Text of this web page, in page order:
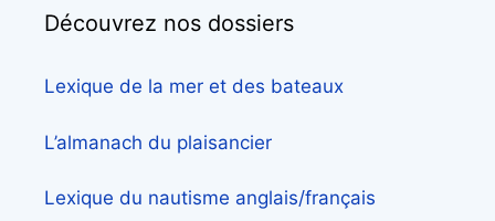
Découvrez nos dossiers
Lexique de la mer et des bateaux
L’almanach du plaisancier
Lexique du nautisme anglais/français